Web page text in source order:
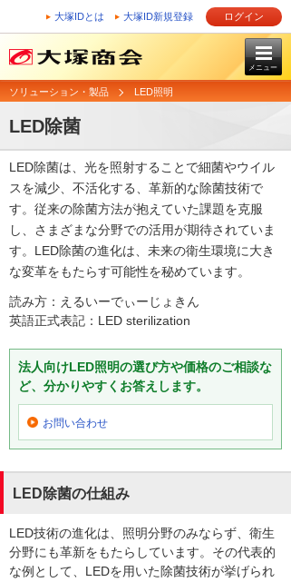
大塚IDとは 大塚ID新規登録 ログイン
メニュー
ソリューション・製品 LED照明
LED除菌
LED除菌は、光を照射することで細菌やウイル
スを減少、不活化する、革新的な除菌技術で
す。従来の除菌方法が抱えていた課題を克服
し、さまざまな分野での活用が期待されていま
す。LED除菌の進化は、未来の衛生環境に大き
な変革をもたらす可能性を秘めています。
読み方：えるいーでぃーじょきん
英語正式表記：LED sterilization
法人向けLED照明の選び方や価格のご相談な
ど、分かりやすくお答えします。
お問い合わせ
LED除菌の仕組み
LED技術の進化は、照明分野のみならず、衛生
分野にも革新をもたらしています。その代表的
な例として、LEDを用いた除菌技術が挙げられ